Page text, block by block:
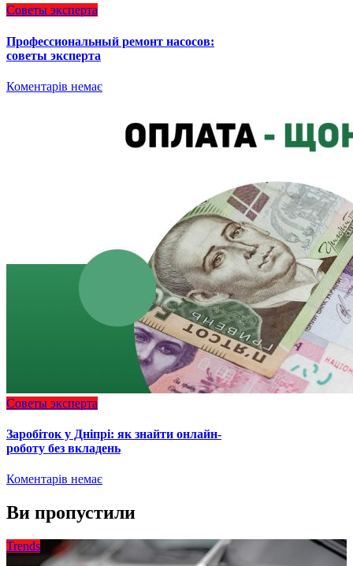
Советы эксперта
Профессиональный ремонт насосов:
советы эксперта
Коментарів немає
Советы эксперта
Заробіток у Дніпрі: як знайти онлайн-
роботу без вкладень
Коментарів немає
Ви пропустили
Trends